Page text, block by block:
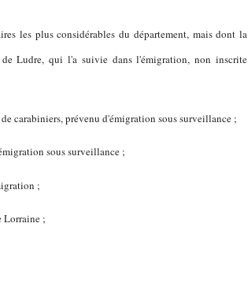
les plus considérables du département, mais dont la
Ludre, qui l'a suivie dans l'émigration, non inscrite
carabiniers, prévenu d'émigration sous surveillance ;
sous surveillance ;
;
Lorraine ;